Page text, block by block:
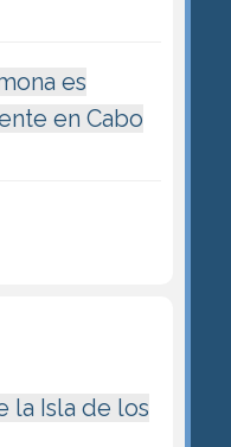
es
en Cabo
la Isla de los